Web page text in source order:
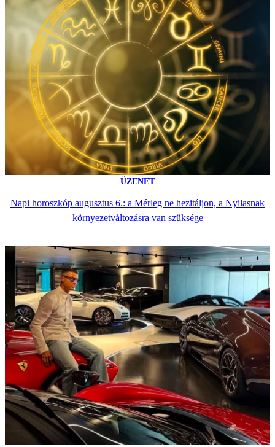
ÜZENET
Napi horoszkóp augusztus 6.: a Mérleg ne hezitáljon, a Nyilasnak
környezetváltozásra van szüksége